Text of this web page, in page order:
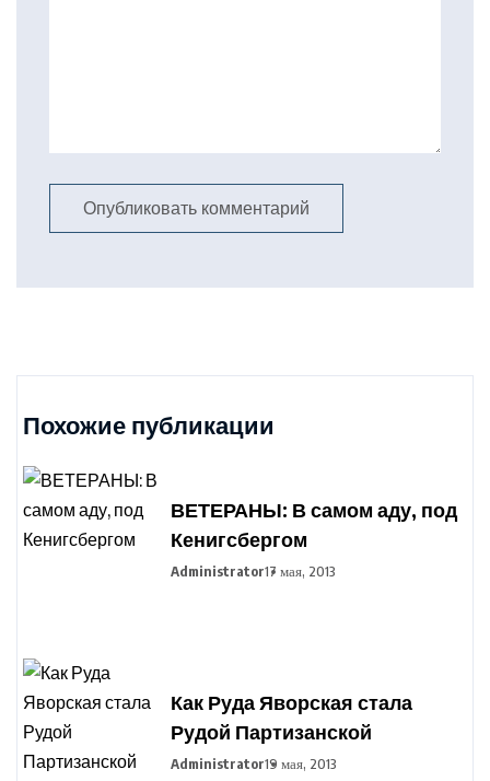
Похожие публикации
ВЕТЕРАНЫ: В самом аду, под
Кенигсбергом
Administrator17 мая, 2013
Как Руда Яворская стала
Рудой Партизанской
Administrator19 мая, 2013